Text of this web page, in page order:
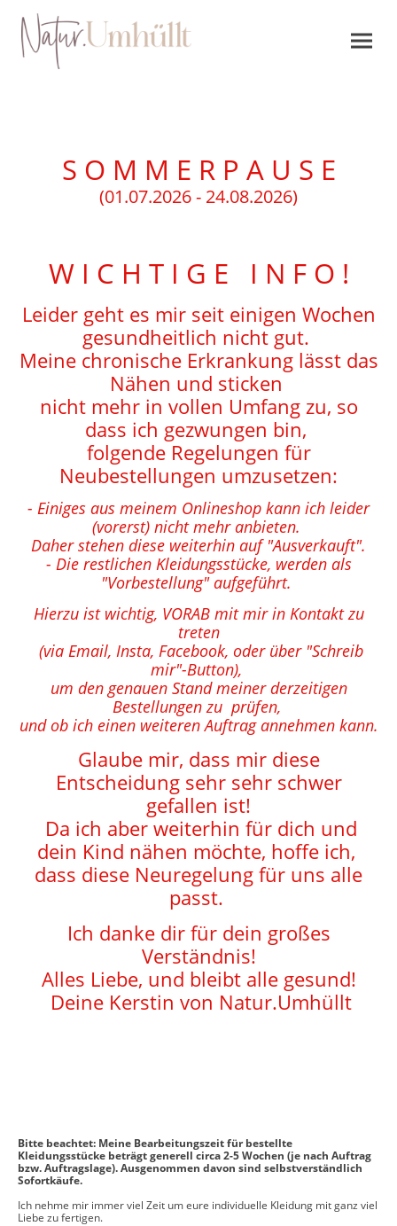
S O M M E R P A U S E
(01.07.2026 - 24.08.2026)
W I C H T I G E I N F O !
Leider geht es mir seit einigen Wochen
gesundheitlich nicht gut.
Meine chronische Erkrankung lässt das
Nähen und sticken
nicht mehr in vollen Umfang zu, so
dass ich gezwungen bin,
folgende Regelungen für
Neubestellungen umzusetzen:
- Einiges aus meinem Onlineshop kann ich leider
(vorerst) nicht mehr anbieten.
Daher stehen diese weiterhin auf "Ausverkauft".
- Die restlichen Kleidungsstücke, werden als
"Vorbestellung" aufgeführt.
Hierzu ist wichtig, VORAB mit mir in Kontakt zu
treten
(via Email, Insta, Facebook, oder über "Schreib
mir"-Button),
um den genauen Stand meiner derzeitigen
Bestellungen zu prüfen,
und ob ich einen weiteren Auftrag annehmen kann.
Glaube mir, dass mir diese
Entscheidung sehr sehr schwer
gefallen ist!
Da ich aber weiterhin für dich und
dein Kind nähen möchte, hoffe ich,
dass diese Neuregelung für uns alle
passt.
Ich danke dir für dein großes
Verständnis!
Alles Liebe, und bleibt alle gesund!
Deine Kerstin von Natur.Umhüllt
Bitte beachtet: Meine Bearbeitungszeit für bestellte
Kleidungsstücke beträgt generell circa 2-5 Wochen (je nach Auftrag
bzw. Auftragslage). Ausgenommen davon sind selbstverständlich
Sofortkäufe.
Ich nehme mir immer viel Zeit um eure individuelle Kleidung mit ganz viel
Liebe zu fertigen.